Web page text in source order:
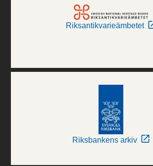
Riksantikvarieämbetet
Riksbankens arkiv